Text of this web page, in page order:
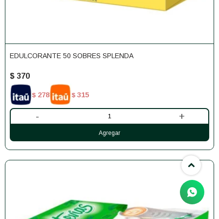
EDULCORANTE 50 SOBRES SPLENDA
$ 370
$ 278 $ 315
- +